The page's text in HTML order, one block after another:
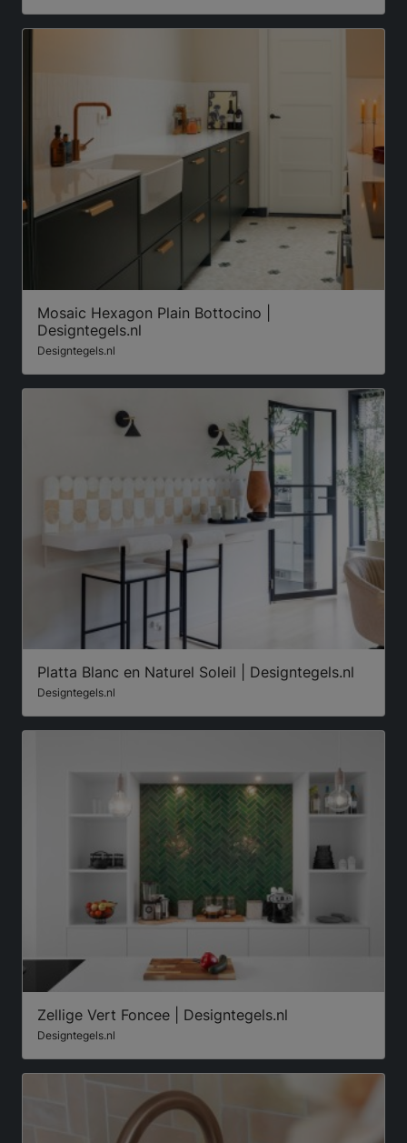
Mosaic Hexagon Plain Bottocino |
Designtegels.nl
Designtegels.nl
Platta Blanc en Naturel Soleil | Designtegels.nl
Designtegels.nl
Zellige Vert Foncee | Designtegels.nl
Designtegels.nl